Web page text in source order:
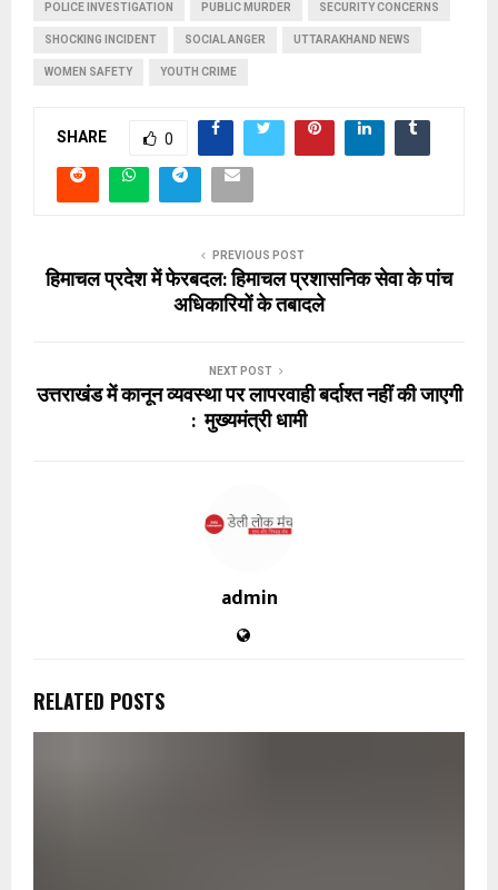
POLICE INVESTIGATION PUBLIC MURDER SECURITY CONCERNS
SHOCKING INCIDENT SOCIAL ANGER UTTARAKHAND NEWS
WOMEN SAFETY YOUTH CRIME
SHARE 0
PREVIOUS POST
हिमाचल प्रदेश में फेरबदल: हिमाचल प्रशासनिक सेवा के पांच
अधिकारियों के तबादले
NEXT POST
उत्तराखंड में कानून व्यवस्था पर लापरवाही बर्दाश्त नहीं की जाएगी
: मुख्यमंत्री धामी
admin
RELATED POSTS